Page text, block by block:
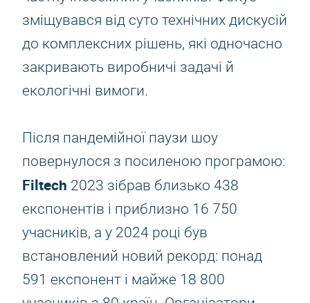
зміщувався від суто технічних дискусій
до комплексних рішень, які одночасно
закривають виробничі задачі й
екологічні вимоги.
Після пандемійної паузи шоу
повернулося з посиленою програмою:
Filtech 2023 зібрав близько 438
експонентів і приблизно 16 750
учасників, а у 2024 році був
встановлений новий рекорд: понад
591 експонент і майже 18 800